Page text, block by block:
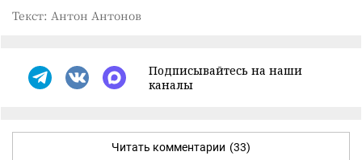
Текст: Антон Антонов
Подписывайтесь на наши
каналы
Читать комментарии (33)